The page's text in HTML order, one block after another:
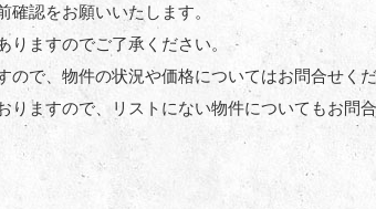
認をお願いいたします。
ますのでご了承ください。
で、物件の状況や価格についてはお問合せく
ますので、リストにない物件についてもお問